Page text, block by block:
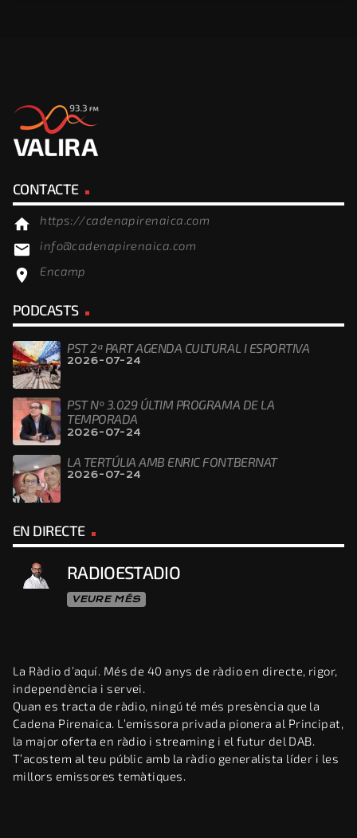
CONTACTE
home https://cadenapirenaica.com
email info@cadenapirenaica.com
location_on Encamp
PODCASTS
PST 2ª PART AGENDA CULTURAL I ESPORTIVA
2026-07-24
PST Nº 3.029 ÚLTIM PROGRAMA DE LA
TEMPORADA
2026-07-24
LA TERTÚLIA AMB ENRIC FONTBERNAT
2026-07-24
EN DIRECTE
RADIOESTADIO
VEURE MÉS
La Ràdio d’aquí. Més de 40 anys de ràdio en directe, rigor,
independència i servei.
Quan es tracta de ràdio, ningú té més presència que la
Cadena Pirenaica. L’emissora privada pionera al Principat,
la major oferta en ràdio i streaming i el futur del DAB.
T’acostem al teu públic amb la ràdio generalista líder i les
millors emissores temàtiques.